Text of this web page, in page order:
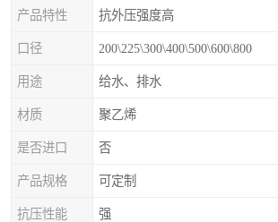
产品特性 抗外压强度高
口径 200\225\300\400\500\600\800
用途 给水、排水
材质 聚乙烯
是否进口 否
产品规格 可定制
抗压性能 强